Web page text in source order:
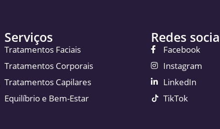
Serviços
Tratamentos Faciais
Tratamentos Corporais
Tratamentos Capilares
Equilíbrio e Bem-Estar
Redes
Facebook
Instagram
LinkedIn
TikTok